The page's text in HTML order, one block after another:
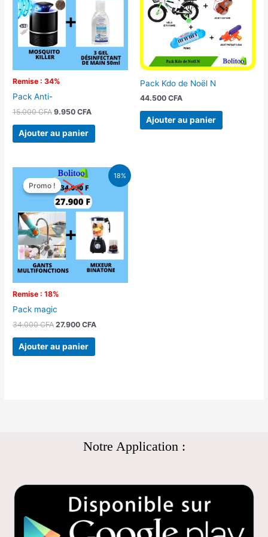
Remise : 34%
Pack Anti-
15.000CFA 9.950CFA
Ajouter au panier
Pack Kdo de Noël N
44.500 CFA
Ajouter au panier
18%
Promo !
Remise : 18%
Promo !
Pack magic
34.000CFA
Le
prix
initial
était :
34.000 CFA.
27.900CFA
prix
27.900 CFA.
Ajouter au panier
Notre Application :